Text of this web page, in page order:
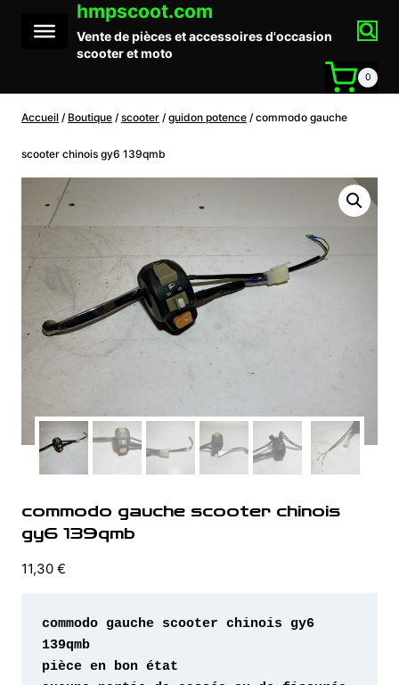
contenu
hmpscoot.com
Vente de pièces et accessoires d'occasion
scooter et moto
0
Accueil / Boutique / scooter / guidon potence / commodo gauche
scooter chinois gy6 139qmb
commodo gauche scooter chinois
gy6 139qmb
11,30 €
commodo gauche scooter chinois gy6
139qmb